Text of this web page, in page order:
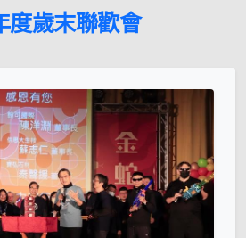
度歲末聯歡會